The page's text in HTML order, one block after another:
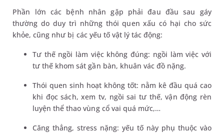
Phần lớn các bệnh nhân gặp phải đau đầu sau gáy
thường do duy trì những thói quen xấu có hại cho sức
khỏe, cũng như bị các yếu tố vật lý tác động:
Tư thế ngồi làm việc không đúng: ngồi làm việc với
tư thế khom sát gần bàn, khuân vác đồ nặng.
Thói quen sinh hoạt không tốt: nằm kê đầu quá cao
khi đọc sách, xem tv, ngồi sai tư thế, vận động rèn
luyện thể thao vùng cổ vai quá mức,…
Căng thẳng, stress nặng: yếu tố này phụ thuộc vào